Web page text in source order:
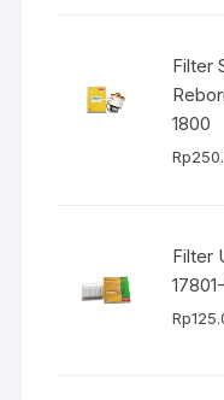
Filter
1800
Rp
Filter
Rp